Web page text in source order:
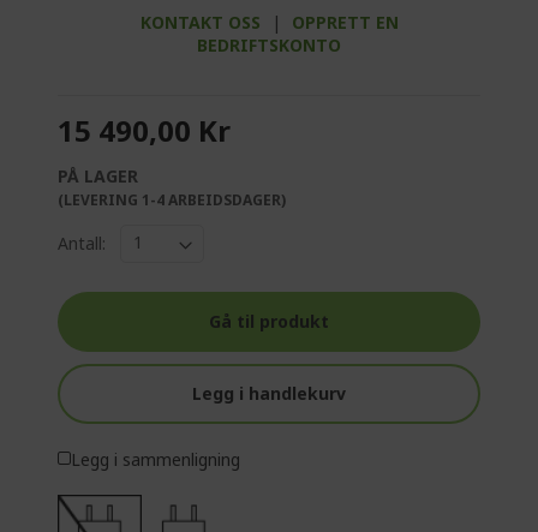
KONTAKT OSS |
OPPRETT EN
BEDRIFTSKONTO
15 490,00 Kr
PÅ LAGER
(LEVERING 1-4 ARBEIDSDAGER)
Antall:
Gå til produkt
Legg i handlekurv
Legg i sammenligning